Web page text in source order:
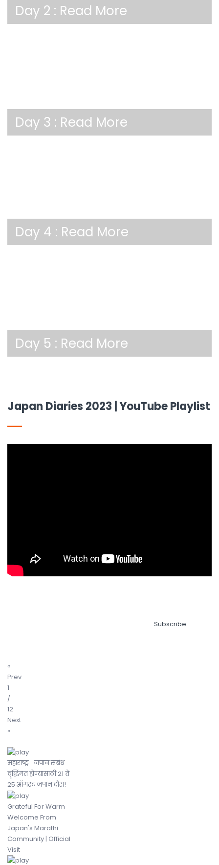
Day 2 : Read More
Day 3 : Read More
Day 4 : Read More
Day 5 : Read More
Japan Diaries 2023 | YouTube Playlist
Subscribe
«
Prev
1
/
12
Next
»
महाराष्ट्र- जपान संबंध
वृद्धिंगत होण्यासाठी 21 ते
25 ऑगस्ट जपान दौरा!
Grateful For Warm
Welcome From
Japan's Marathi
Community | Official
Visit